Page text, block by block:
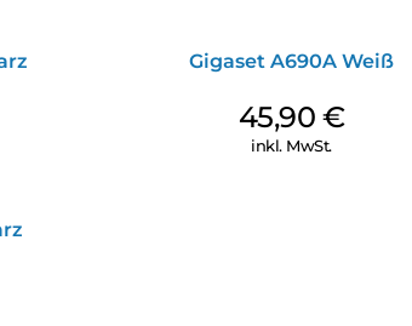
Gigaset A690A Weiß
45,90 €
inkl. MwSt.